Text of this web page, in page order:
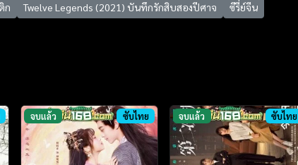
ก Twelve Legends (2021) บันทึกรักสิบสองปีศาจ
ซีรี่ย์จีน
จบแล้ว ซับไทย จบแล้ว ซับไทย